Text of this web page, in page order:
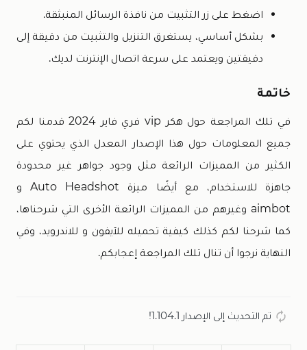
اضغط على زر التثبيت من نافذة الرسائل المنبثقة.
بشكل أساسي، يستغرق التنزيل والتثبيت من دقيقة إلى
دقيقتين ويعتمد على سرعة اتصال الإنترنت لديك.
خاتمة
في تلك المراجعة حول هكر vip فري فاير 2024 قدمنا لكم
جميع المعلومات حول هذا الإصدار المعدل الذي يحتوي على
الكثير من المميزات الرائعة مثل وجود جواهر غير محدودة
جاهزة للاستخدام، مع أيضًا ميزة Auto Headshot و
aimbot وغيرهم من المميزات الرائعة الأخرى التي شرحناها،
كما شرحنا لكم كذلك كيفية تحميله للآيفون و للاندرويد، وفي
النهاية نرجوا أن تنال تلك المراجعة إعجابكم.
تم التحديث إلى الإصدار 1.104.1!